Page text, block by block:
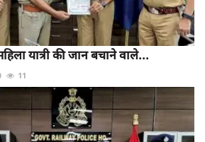
यात्री की जान बचाने वाले...
11